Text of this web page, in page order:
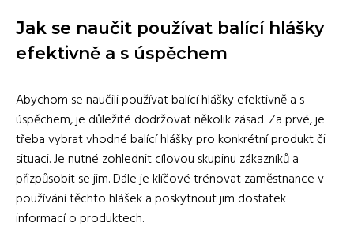
Jak se naučit používat balící hlášky
efektivně a s úspěchem
Abychom se naučili používat balící hlášky efektivně a s
úspěchem, je důležité dodržovat několik zásad. Za prvé, je
třeba vybrat vhodné balící hlášky pro konkrétní produkt či
situaci. Je nutné zohlednit cílovou skupinu zákazníků a
přizpůsobit se jim. Dále je klíčové trénovat zaměstnance v
používání těchto hlášek a poskytnout jim dostatek
informací o produktech.